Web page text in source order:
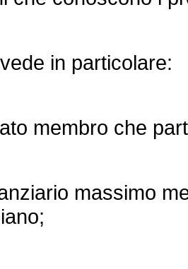
in particolare:
membro che
massimo